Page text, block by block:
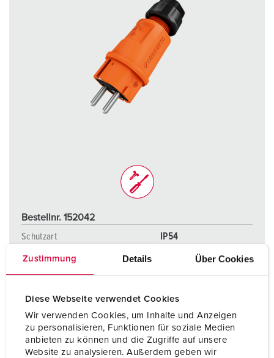
Zustimmung Details Über Cookies
Diese Webseite verwendet Cookies
Wir verwenden Cookies, um Inhalte und Anzeigen
zu personalisieren, Funktionen für soziale Medien
anbieten zu können und die Zugriffe auf unsere
Website zu analysieren. Außerdem geben wir
Bestellnr. 152042
Schutzart
IP54
Ampere
Anschlusstechnik Schraubkontakt